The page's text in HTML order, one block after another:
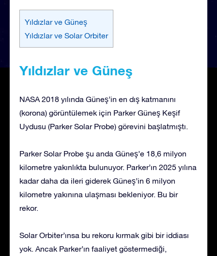
Yıldızlar ve Güneş
Yıldızlar ve Solar Orbiter
Yıldızlar ve Güneş
NASA 2018 yılında Güneş’in en dış katmanını
(korona) görüntülemek için Parker Güneş Keşif
Uydusu (Parker Solar Probe) görevini başlatmıştı.
Parker Solar Probe şu anda Güneş’e 18,6 milyon
kilometre yakınlıkta bulunuyor. Parker’ın 2025 yılına
kadar daha da ileri giderek Güneş’in 6 milyon
kilometre yakınına ulaşması bekleniyor. Bu bir
rekor.
Solar Orbiter’ınsa bu rekoru kırmak gibi bir iddiası
yok. Ancak Parker’ın faaliyet göstermediği,